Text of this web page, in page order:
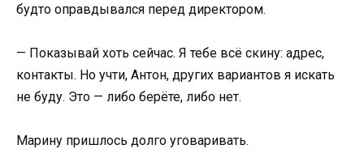
будто оправдывался перед директором.
— Показывай хоть сейчас. Я тебе всё скину: адрес,
контакты. Но учти, Антон, других вариантов я искать
не буду. Это — либо берёте, либо нет.
Марину пришлось долго уговаривать.